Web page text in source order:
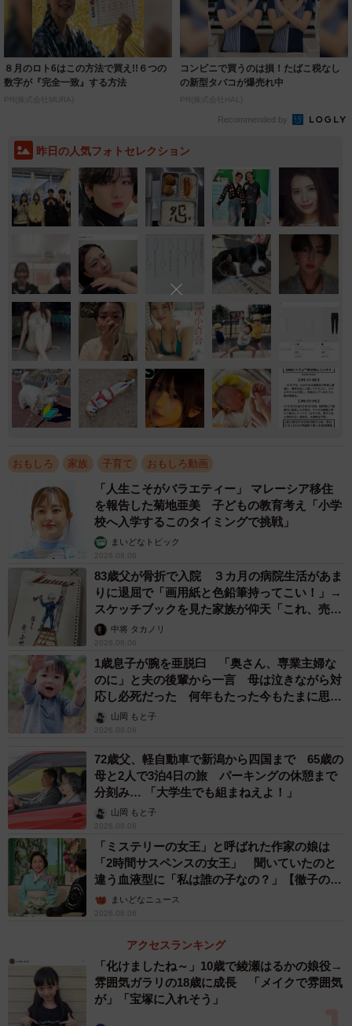
８月のロト6はこの方法で買え!!６つの
数字が『完全一致』する方法
PR(株式会社MURA)
コンビニで買うのは損！たばこ税なし
の新型タバコが爆売れ中
PR(株式会社HAL)
Recommended by
昨日の人気フォトセレクション
おもしろ 家族 子育て おもしろ動画
「人生こそがバラエティー」 マレーシア移住
を報告した菊地亜美 子どもの教育考え「小学
校へ入学するこのタイミングで挑戦」
まいどなトピック
2026.08.06
83歳父が骨折で入院 ３カ月の病院生活があま
りに退屈で「画用紙と色鉛筆持ってこい！」→
スケッチブックを見た家族が仰天「これ、売れ
ますよ…」
中将 タカノリ
2026.08.06
1歳息子が腕を亜脱臼 「奥さん、専業主婦な
のに」と夫の後輩から一言 母は泣きながら対
応し必死だった 何年もたった今もたまに思い
出し…山岡 もと子
2026.08.06
72歳父、軽自動車で新潟から四国まで 65歳の
母と2人で3泊4日の旅 パーキングの休憩まで
分刻み… 「大学生でも組まねえよ！」
山岡 もと子
2026.08.06
「ミステリーの女王」と呼ばれた作家の娘は
「2時間サスペンスの女王」 聞いていたのと
違う血液型に「私は誰の子なの？」【徹子の部
屋】まいどなニュース
2026.08.06
アクセスランキング
「化けましたね～」10歳で綾瀬はるかの娘役→
雰囲気ガラリの18歳に成長 「メイクで雰囲気
が」「宝塚に入れそう」